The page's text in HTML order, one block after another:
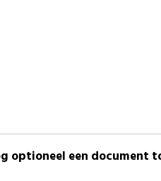
optioneel een document